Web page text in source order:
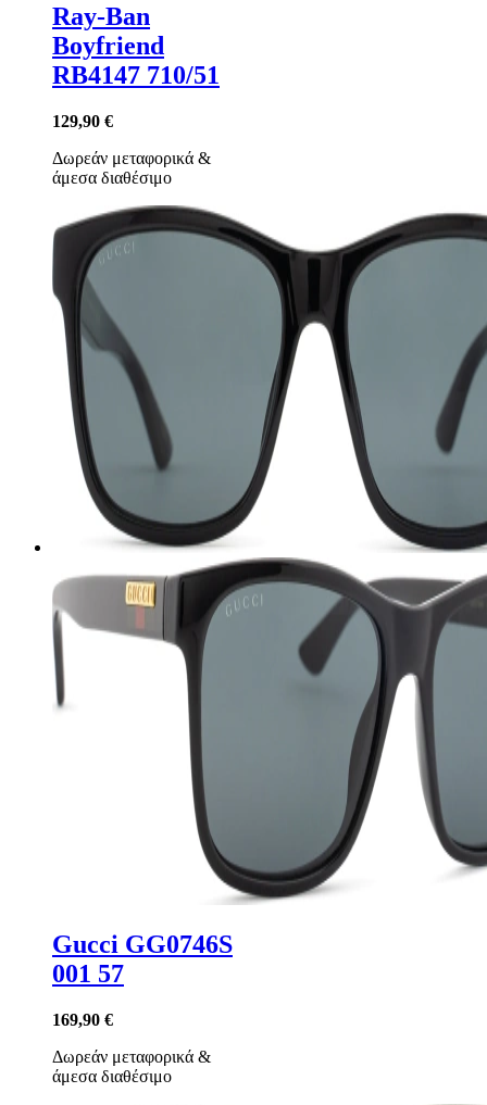
Ray-Ban
Boyfriend
RB4147 710/51
129,90 €
Δωρεάν μεταφορικά &
άμεσα διαθέσιμο
Gucci GG0746S
001 57
169,90 €
Δωρεάν μεταφορικά &
άμεσα διαθέσιμο